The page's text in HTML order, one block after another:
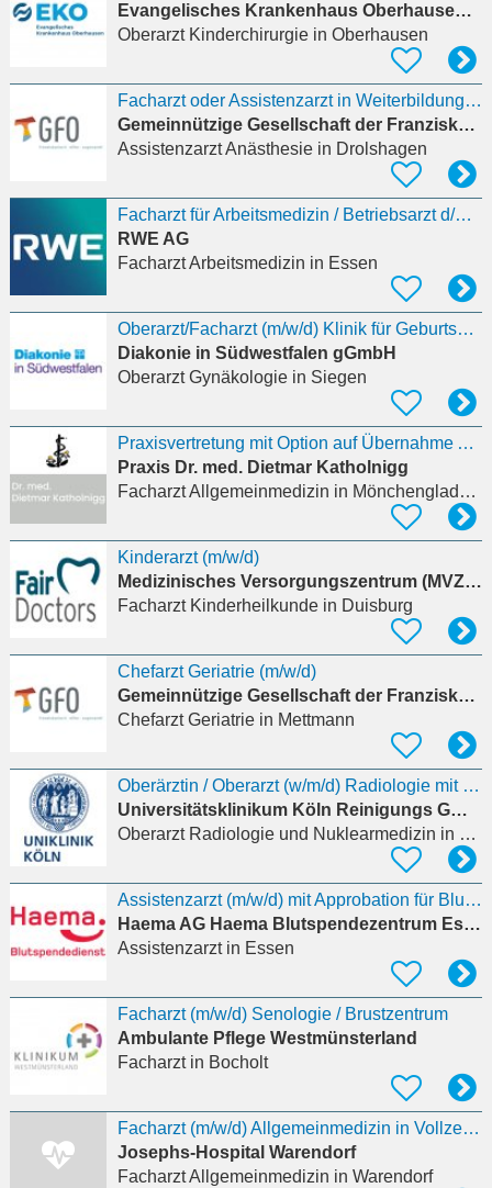
Evangelisches Krankenhaus Oberhausen GmbH
Oberarzt Kinderchirurgiein Oberhausen
Facharzt oder Assistenzarzt in Weiterbildung (m/w/d) Anästhesie
Gemeinnützige Gesellschaft der Franziskanerinnen zu Olpe mbH
Assistenzarzt Anästhesiein Drolshagen
Facharzt für Arbeitsmedizin / Betriebsarzt d/w/m
RWE AG
Facharzt Arbeitsmedizin in Essen
Oberarzt/Facharzt (m/w/d) Klinik für Geburtshilfe und Pränatalmedizin Perinatalzentrum Level 1
Diakonie in Südwestfalen gGmbH
Oberarzt Gynäkologiein Siegen
Praxisvertretung mit Option auf Übernahme Allgemeinmedizin / Innere Medizin |
Praxis Dr. med. Dietmar Katholnigg
Facharzt Allgemeinmedizin in Mönchengladbach
Kinderarzt (m/w/d)
Medizinisches Versorgungszentrum (MVZ) FAIR DOCTORS Duisburg–Marxloh GmbH
Facharzt Kinderheilkundein Duisburg
Chefarzt Geriatrie (m/w/d)
Gemeinnützige Gesellschaft der Franziskanerinnen zu Olpe mbH
Chefarzt Geriatriein Mettmann
Oberärztin / Oberarzt (w/m/d) Radiologie mit Schwerpunkt Interventionelle und Diagnostische
Universitätsklinikum Köln Reinigungs GmbH
Oberarzt Radiologie und Nuklearmedizin in Köln, Lindenthal
Assistenzarzt (m/w/d) mit Approbation für Blut- und Plasmaspende
Haema AG Haema Blutspendezentrum Essen
Assistenzarztin Essen
Facharzt (m/w/d) Senologie / Brustzentrum
Ambulante Pflege Westmünsterland
Facharztin Bocholt
Facharzt (m/w/d) Allgemeinmedizin in Vollzeit, unbefristet
Josephs-Hospital Warendorf
Facharzt Allgemeinmedizin in Warendorf